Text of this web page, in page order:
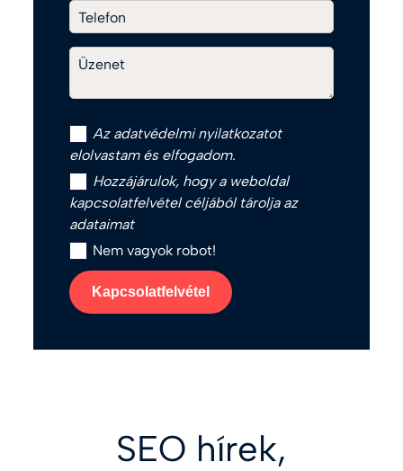
Telefon
Üzenet
Az adatvédelmi nyilatkozatot
elolvastam és elfogadom.
Hozzájárulok, hogy a weboldal
kapcsolatfelvétel céljából tárolja az
adataimat
Nem vagyok robot!
Kapcsolatfelvétel
SEO hírek,